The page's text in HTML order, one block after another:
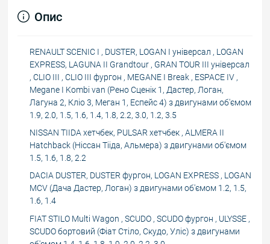
Опис
RENAULT SCENIC I , DUSTER, LOGAN I універсал , LOGAN
EXPRESS, LAGUNA II Grandtour , GRAN TOUR III універсал
, CLIO III , CLIO III фургон , MEGANE I Break , ESPACE IV ,
Megane I Kombi van (Рено Сценік 1, Дастер, Логан,
Лагуна 2, Кліо 3, Меган 1, Еспейс 4) з двигунами об'ємом
1.9, 2.0, 1.5, 1.6, 1.4, 1.8, 2.2, 3.0, 1.2, 3.5
NISSAN TIIDA хетчбек, PULSAR хетчбек , ALMERA II
Hatchback (Ніссан Тііда, Альмера) з двигунами об'ємом
1.5, 1.6, 1.8, 2.2
DACIA DUSTER, DUSTER фургон, LOGAN EXPRESS , LOGAN
MCV (Дача Дастер, Логан) з двигунами об'ємом 1.2, 1.5,
1.6, 1.4
FIAT STILO Multi Wagon , SCUDO , SCUDO фургон , ULYSSE ,
SCUDO бортовий (Фіат Стіло, Скудо, Уліс) з двигунами